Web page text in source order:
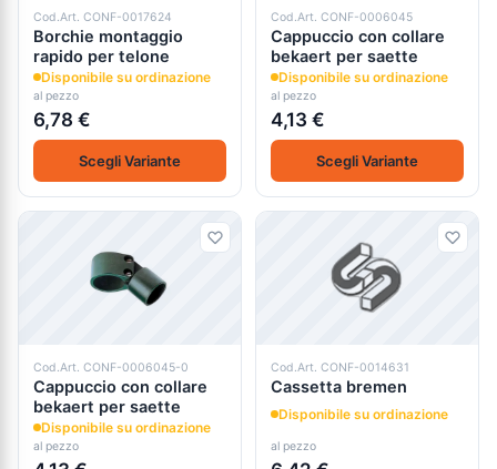
Cod.Art. CONF-0017624
Borchie montaggio
rapido per telone
Disponibile su ordinazione
al pezzo
6,78 €
Scegli Variante
Cod.Art. CONF-0006045
Cappuccio con collare
bekaert per saette
Disponibile su ordinazione
al pezzo
4,13 €
Scegli Variante
Cod.Art. CONF-0006045-0
Cappuccio con collare
bekaert per saette
Disponibile su ordinazione
al pezzo
Cod.Art. CONF-0014631
Cassetta bremen
Disponibile su ordinazione
al pezzo